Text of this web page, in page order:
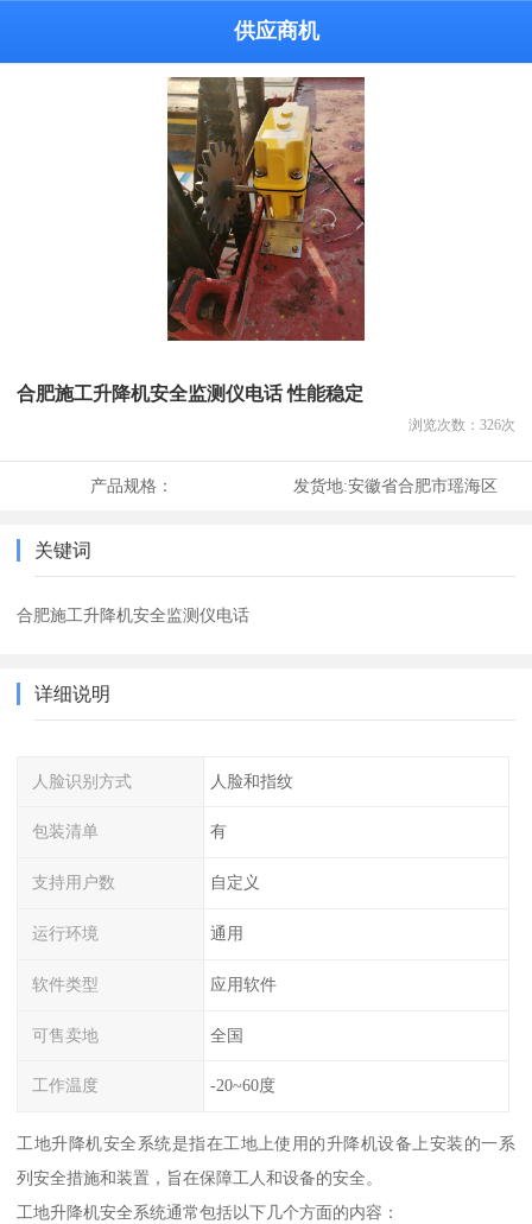
供应商机
合肥施工升降机安全监测仪电话 性能稳定
浏览次数： 326次
产品规格： 发货地:安徽省合肥市瑶海区
关键词
合肥施工升降机安全监测仪电话
详细说明
人脸识别方式 人脸和指纹
包装清单 有
支持用户数 自定义
运行环境 通用
软件类型 应用软件
可售卖地 全国
工作温度 -20~60度
工地升降机安全系统是指在工地上使用的升降机设备上安装的一系
列安全措施和装置，旨在保障工人和设备的安全。
工地升降机安全系统通常包括以下几个方面的内容：